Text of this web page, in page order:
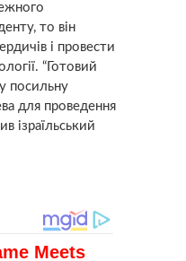
то він
і провести
“Готовий
посильну
для проведення
ізраїльський